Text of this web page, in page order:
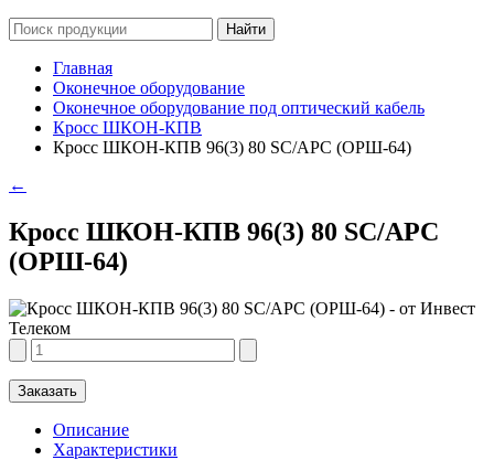
Главная
Оконечное оборудование
Оконечное оборудование под оптический кабель
Кросс ШКОН-КПВ
Кросс ШКОН-КПВ 96(3) 80 SC/APC (ОРШ-64)
←
Кросс ШКОН-КПВ 96(3) 80 SC/APC
(ОРШ-64)
Заказать
Описание
Характеристики